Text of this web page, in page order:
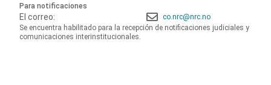
Para notificaciones
El correo:
co.nrc@nrc.no
Se encuentra habilitado para la recepción de notificaciones judiciales y
comunicaciones interinstitucionales.